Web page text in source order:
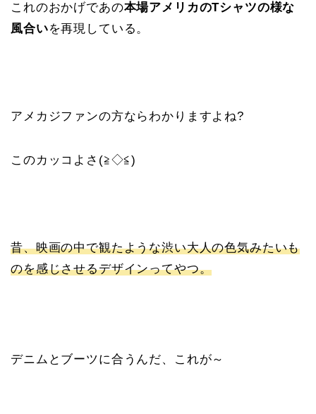
これのおかげであの本場アメリカのTシャツの様な
風合いを再現している。
アメカジファンの方ならわかりますよね?
このカッコよさ(≧◇≦)
昔、映画の中で観たような渋い大人の色気みたいも
のを感じさせるデザインってやつ。
デニムとブーツに合うんだ、これが～